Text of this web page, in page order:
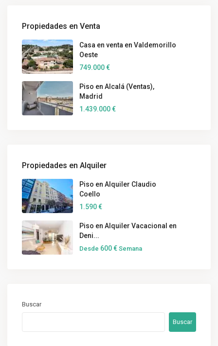
Propiedades en Venta
Casa en venta en Valdemorillo
Oeste
749.000 €
Piso en Alcalá (Ventas),
Madrid
1.439.000 €
Propiedades en Alquiler
Piso en Alquiler Claudio
Coello
1.590 €
Piso en Alquiler Vacacional en
Deni...
Desde 600 € Semana
Buscar
Buscar